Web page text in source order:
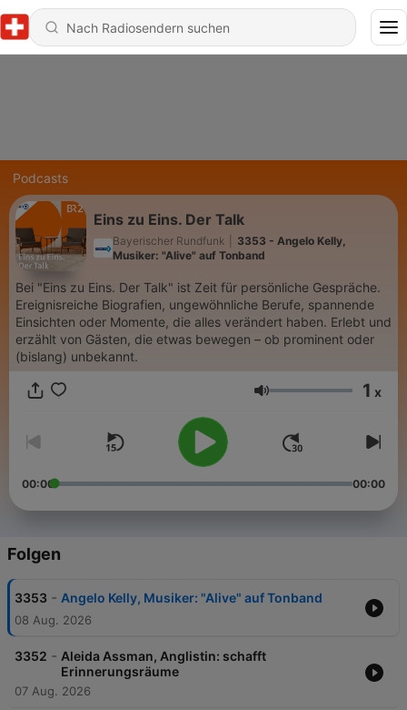
Podcasts
Eins zu Eins. Der Talk
Bayerischer Rundfunk
3353 - Angelo Kelly,
Musiker: "Alive" auf Tonband
Bei "Eins zu Eins. Der Talk" ist Zeit für persönliche Gespräche.
Ereignisreiche Biografien, ungewöhnliche Berufe, spannende
Einsichten oder Momente, die alles verändert haben. Erlebt und
erzählt von Gästen, die etwas bewegen – ob prominent oder
(bislang) unbekannt.
Lautstärke 1 x
00:00 00:00
Folgen
3353 - Angelo Kelly, Musiker: "Alive" auf Tonband
08 Aug. 2026
3352 - Aleida Assman, Anglistin: schafft
Erinnerungsräume
07 Aug. 2026